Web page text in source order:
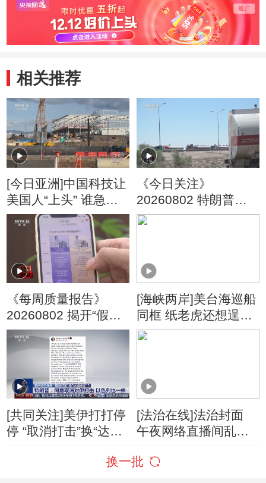
相关推荐
[今日亚洲]中国科技让
美国人“上头” 谁急
了？
《今日关注》
20260802 特朗普叫
停“最大规模”打击 伊
《每周质量报告》
20260802 揭开“假洋
牌”的真面目
[海峡两岸]美台海巡船
同框 纸老虎还想逞
威？
[共同关注]美伊打打停
停 “取消打击”换“达成
取消对伊打击 以色列
[法治在线]法治封面
午夜网络直播间乱象
换一批